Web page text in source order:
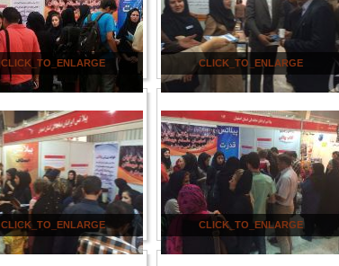
CLICK_TO_ENLARGE CLICK_TO_ENLARGE
CLICK_TO_ENLARGE CLICK_TO_ENLARGE